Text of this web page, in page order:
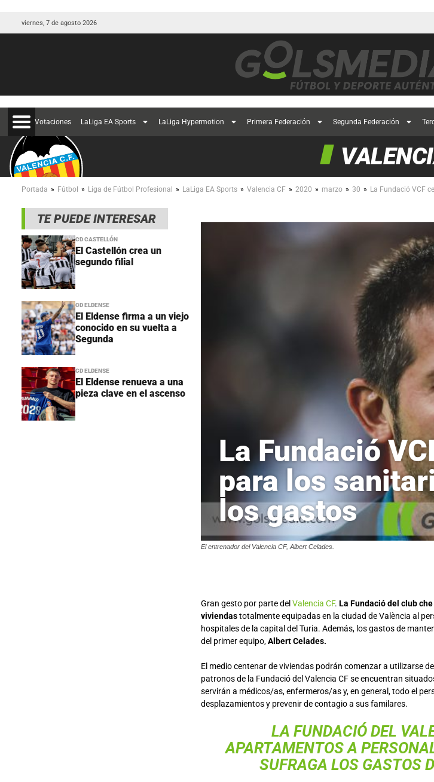
viernes, 7 de agosto 2026
Votaciones LaLiga EA Sports LaLiga Hypermotion Primera Federación Segunda Federación
Portada » Fútbol » Liga de Fútbol Profesional » LaLiga EA Sports » Valencia CF » 2020 » marzo » 30 » La Fundació VCF
TE PUEDE INTERESAR
CD CASTELLÓN
El Castellón crea un
segundo filial
CD ELDENSE
El Eldense firma a un viejo
conocido en su vuelta a
Segunda
CD ELDENSE
El Eldense renueva a una
pieza clave en el ascenso
La Fundació
para los
los gastos
El entrenador del Valencia CF, Albert Celades.
Gran gesto por parte del Valencia CF. La Fundació del club
viviendastotalmente equipadas en la ciudad de València al
hospitales de la capital del Turia. Además, los gastos de
del primer equipo,Albert Celades.
El medio centenar de viviendas podrán comenzar a utilizarse
patronos de la Fundació del Valencia CF se encuentran
servirán a médicos/as, enfermeros/as y, en general, todo el
desplazamientos y prevenir de contagio a sus familares.
LA FUNDACIÓ DEL
APARTAMENTOS A
SUFRAGA LOS GASTOS